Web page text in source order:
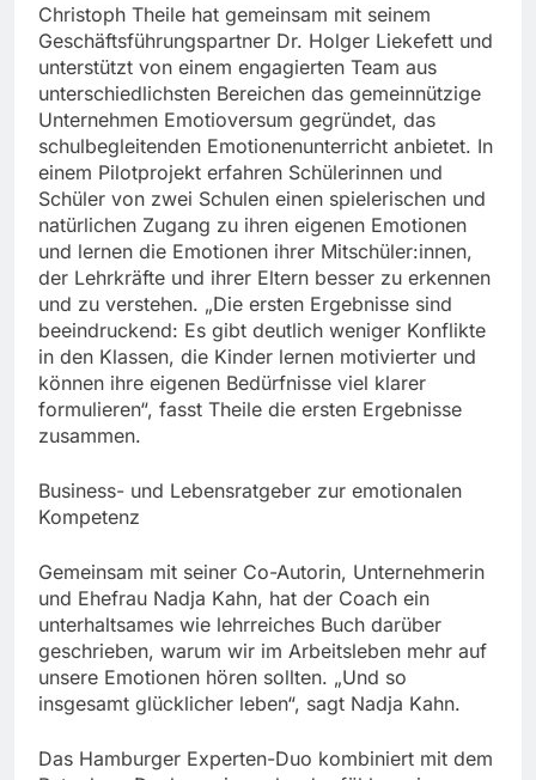
Christoph Theile hat gemeinsam mit seinem
Geschäftsführungspartner Dr. Holger Liekefett und
unterstützt von einem engagierten Team aus
unterschiedlichsten Bereichen das gemeinnützige
Unternehmen Emotioversum gegründet, das
schulbegleitenden Emotionenunterricht anbietet. In
einem Pilotprojekt erfahren Schülerinnen und
Schüler von zwei Schulen einen spielerischen und
natürlichen Zugang zu ihren eigenen Emotionen
und lernen die Emotionen ihrer Mitschüler:innen,
der Lehrkräfte und ihrer Eltern besser zu erkennen
und zu verstehen. „Die ersten Ergebnisse sind
beeindruckend: Es gibt deutlich weniger Konflikte
in den Klassen, die Kinder lernen motivierter und
können ihre eigenen Bedürfnisse viel klarer
formulieren“, fasst Theile die ersten Ergebnisse
zusammen.
Business- und Lebensratgeber zur emotionalen
Kompetenz
Gemeinsam mit seiner Co-Autorin, Unternehmerin
und Ehefrau Nadja Kahn, hat der Coach ein
unterhaltsames wie lehrreiches Buch darüber
geschrieben, warum wir im Arbeitsleben mehr auf
unsere Emotionen hören sollten. „Und so
insgesamt glücklicher leben“, sagt Nadja Kahn.
Das Hamburger Experten-Duo kombiniert mit dem